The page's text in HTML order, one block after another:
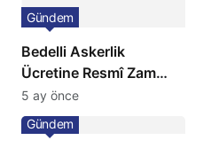
Bedelli Askerlik
Ücretine Resmî Zam
Geliyor
Gündem
5 ay önce
Gündem